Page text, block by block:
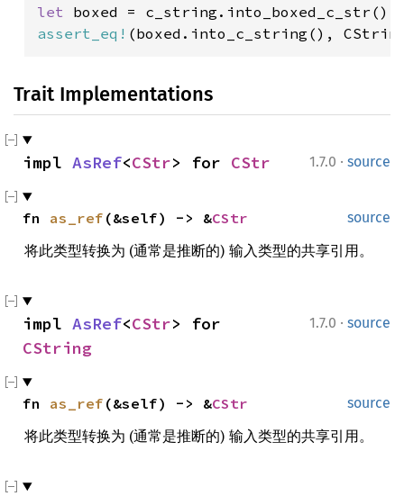
let
assert_eq! (boxed.into_c_string(),
Trait Implementations
1.7.0 · source
impl AsRef<CStr> for CStr
source
fn as_ref (&self) -> &CStr
将此类型转换为 (通常是推断的) 输入类型的共享引用。
1.7.0 · source
impl AsRef<CStr
CString
source
fn as_ref (&self) -> &CStr
将此类型转换为 (通常是推断的) 输入类型的共享引用。